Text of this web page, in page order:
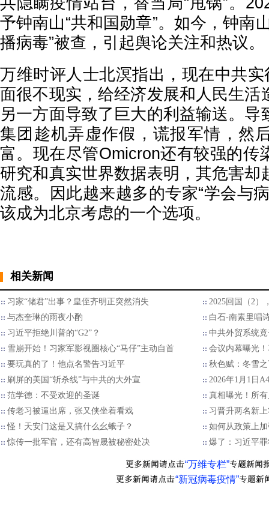
予钟南山“共和国勋章”。如今，钟南
播病毒”被查，引起舆论关注和热议。
万维时评人士北溟指出，现在中共实
面很不现实，给经济发展和人民生活
另一方面导致了巨大的利益输送。导
集团趁机弄虚作假，谎报军情，然
富。现在尽管Omicron还有较强的传
研究和真实世界数据表明，其危害却
流感。因此越来越多的专家“学会与
该成为北京考虑的一个选项。
相关新闻
习家“储君”出事？皇侄齐明正突然消失
2025回国（2）
与杰奎琳的雨夜小酌
白石-南素里唱
习近平拒绝川普的“G2”？
中共外贸系统
雪崩开始！习家军影视圈核心“马仔”主动自首
会议内幕曝光
要玩真的了！他点名警告习近平
秋色赋：冬雪
刷屏的美国“斩杀线”与中共的大外宣
2026年1月1日
范学德：不受欢迎的圣诞
真相曝光！所
传老习被逼出席，张又侠坐着看戏
习晋升两名新
怪！天安门这是又搞什么幺蛾子？
如何从政策上
惊传一批军官，还有高智晟被秘密处决
爆了：习近平
“万维专栏”
“新冠病毒疫情”